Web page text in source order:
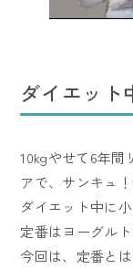
ダイエット
10kgやせて6年間
アで、サンキュ
ダイエット中に
定番はヨーグル
今回は、定番と